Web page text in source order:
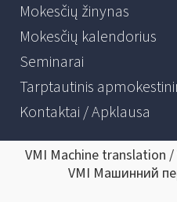
Mokesčių žinynas
Mokesčių kalendorius
Seminarai
Tarptautinis
Kontaktai / Apklausa
VMI Machine translation
VMI Машинний